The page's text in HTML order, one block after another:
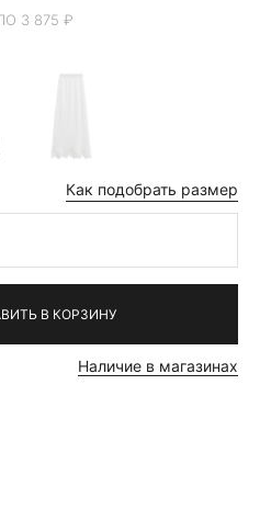
3 875 ₽
Как подобрать размер
В КОРЗИНУ
Наличие в магазинах